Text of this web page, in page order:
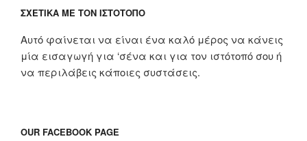
ΣΧΕΤΙΚΆ ΜΕ ΤΟΝ ΙΣΤΌΤΟΠΟ
Αυτό φαίνεται να είναι ένα καλό μέρος να κάνεις
μία εισαγωγή για ‘σένα και για τον ιστότοπό σου ή
να περιλάβεις κάποιες συστάσεις.
OUR FACEBOOK PAGE